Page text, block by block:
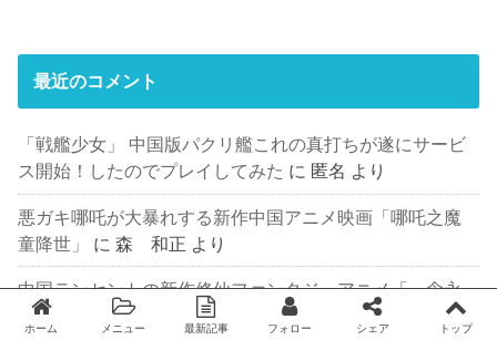
最近のコメント
「戦艦少女」 中国版パクリ艦これの真打ちが遂にサービ
ス開始！したのでプレイしてみた に 匿名 より
悪ガキ哪吒が大暴れする新作中国アニメ映画「哪吒之魔
童降世」
に森 和正 より
中国テンセントの新作修仙ファンタジーアニメ「一念永
恒」
匿名より
ホーム メニュー 最新記事 フォロー シェア トップ
Twitter facebook